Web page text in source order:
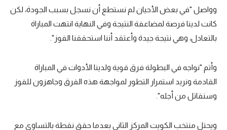
تحقيق في الجول
تقرير في الجول
حكايات في الجول
كويز في الجول
فيديو في الجول
وواصل "في بعض الأحيان لم نستطع أن نسجل بسبب الجودة، لكن
كانت لدينا فرصة لمضاعفة النتيجة وفي النهاية انتهت المباراة
بالتعادل، وهي نتيجة جيدة وأعتقد أننا استحققنا الفوز".
وأتم "نواجه في البطولة فرق قوية ولدينا الأدوات في المباراة
القادمة ونريد استمرار التطور لمواجهة هذه الفرق وجاهزون للفوز
وسنقاتل من أجله".
ويحتل منتخب الكويت المركز الثاني بعدما حقق نقطة بالتساوي مع